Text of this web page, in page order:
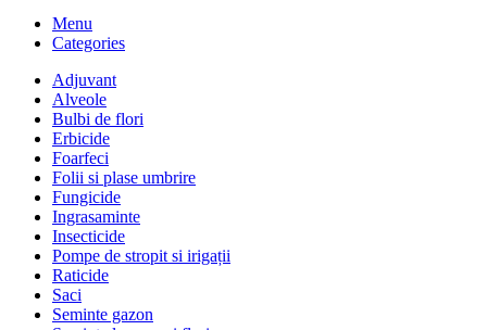
Menu
Categories
Adjuvant
Alveole
Bulbi de flori
Erbicide
Foarfeci
Folii si plase umbrire
Fungicide
Ingrasaminte
Insecticide
Pompe de stropit si irigații
Raticide
Saci
Seminte gazon